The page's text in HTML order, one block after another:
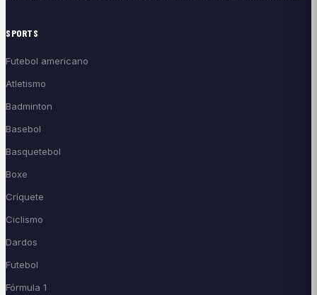
SPORTS
Futebol americano
Atletismo
Badminton
Basebol
Basquetebol
Boxe
Críquete
Ciclismo
Dardos
Futebol
Fórmula 1